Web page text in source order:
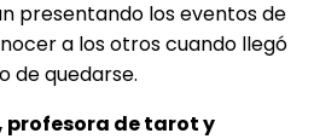
presentando los eventos de
a los otros cuando llegó
de quedarse.
profesora de tarot y